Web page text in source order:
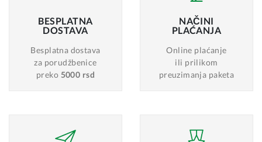
BESPLATNA
DOSTAVA
Besplatna dostava
za porudžbenice
preko 5000 rsd
NAČINI
PLAĆANJA
Online plaćanje
ili prilikom
preuzimanja paketa